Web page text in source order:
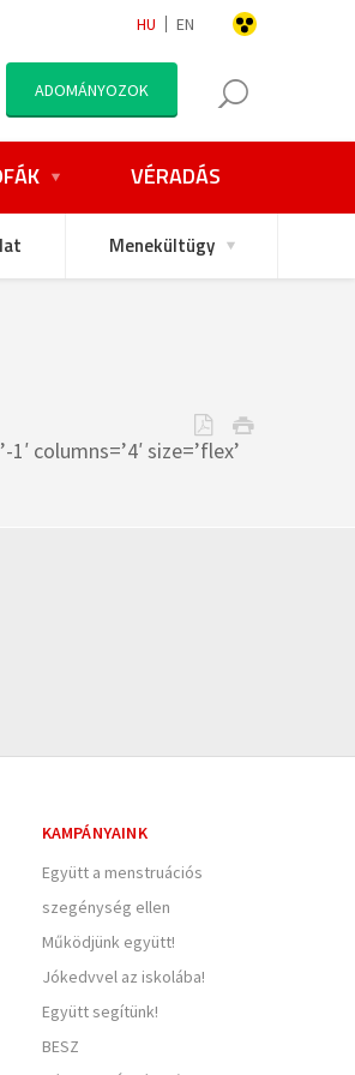
HU EN
ADOMÁNYOZOK
VÉRADÁS
Menekültügy
columns=’4′ size=’flex’
KAMPÁNYAINK
Együtt a menstruációs
szegénység ellen
Működjünk együtt!
Jókedvvel az iskolába!
Együtt segítünk!
BESZ